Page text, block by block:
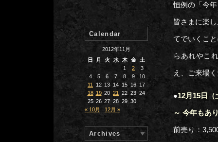
恒例の「今
皆さまに楽
てでいくこ
らあれやこ
え、ご来場
●12月15日
～ 今年もあ
前売り：
Calendar
2012年11月
日
月 火 水 木 金
土
1
2
3
4
5 6 7 8 9
10
11
12 13 14 15 16 17
18 19 20 21 22 23 24
25 26 27 28 29 30
« 10月
12月 »
Archives